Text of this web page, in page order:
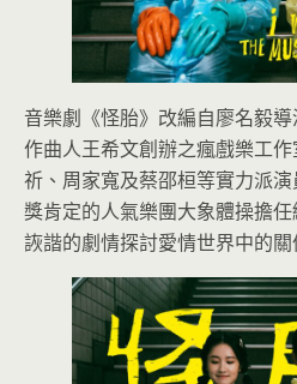
音樂劇《怪胎》改編自廖名毅
作曲人王希文創辦之瘋戲樂工
祈、周家寬及蔡邵桓等實力派
獎肯定的人氣樂團大象體操擔
詼諧的劇情探討愛情世界中的關